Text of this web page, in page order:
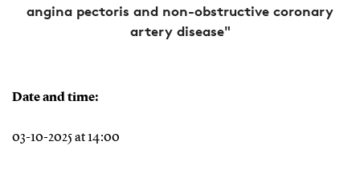
angina pectoris and non-obstructive coronary
artery disease"
Date and time:
03-10-2025 at 14:00